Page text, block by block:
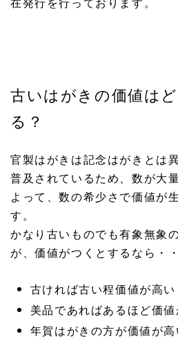
古いはがきの価値は
る？
官製はがきは記念はがきとは
普及されているため、数が大
よって、数の希少さで価値が
す。
かなり古いものでも有象無象
が、価値がつくとするなら・
古ければ古い程価値が高い
美品であればあるほど価値
年賀はがきの方が価値が高